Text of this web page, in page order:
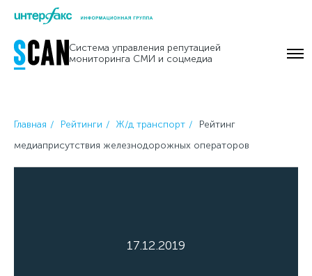
Skip
content
Система управления репутацией
мониторинга СМИ и соцмедиа
Главная Рейтинги Ж/д транспорт
Рейтинг
медиаприсутствия железнодорожных операторов
17.12.2019